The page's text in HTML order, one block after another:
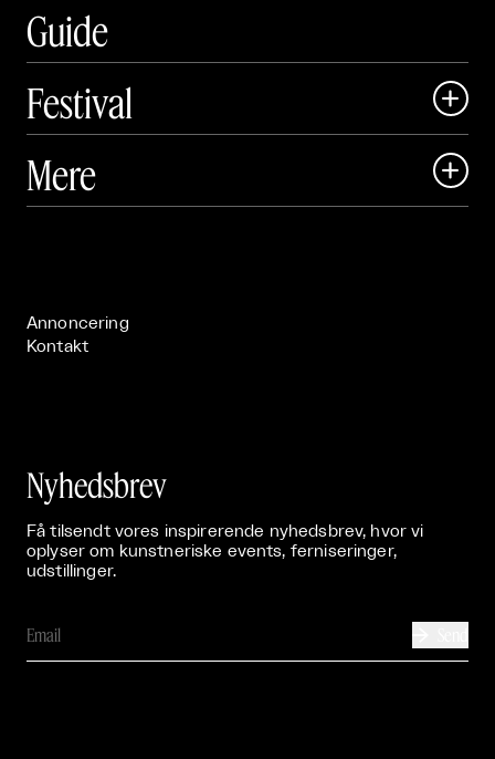
Guide
Festival

 Art Matter Festival
Mere 
Annoncering
Kontakt
Nyhedsbrev
Få tilsendt vores inspirerende nyhedsbrev, hvor vi
oplyser om kunstneriske events, ferniseringer,
udstillinger.